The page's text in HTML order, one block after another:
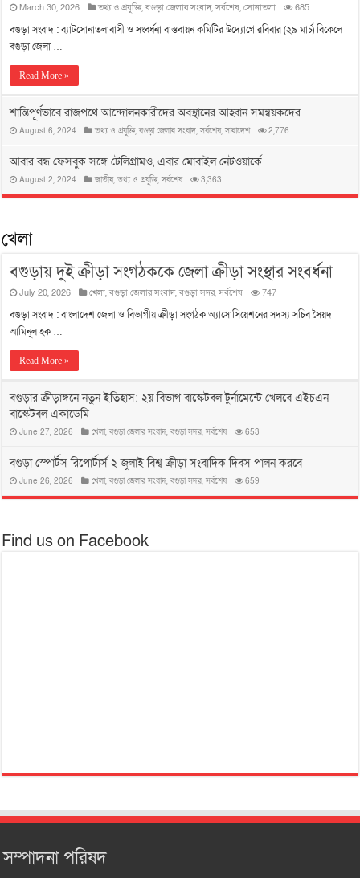
March 30, 2026 তথ্য ও প্রযুক্তি,বগুড়া জেলার সংবাদ,সর্বশেষ,সোনাতলা 685
বগুড়া সংবাদ : ব্যাটসোনাতলাবাসী ও সংবর্ধনা বাস্তবায়ন কমিটির উদ্যোগে রবিবার (২৯ মার্চ) বিকেলে
বগুড়া জেলা …
Read More »
শান্তিপূর্ণভাবে রাজপথে আন্দোলনকারীদের অবস্থানের আহ্বান সমন্বয়কদের
August 6, 2024 তথ্য ও প্রযুক্তি,বগুড়া জেলার সংবাদ,সর্বশেষ,সারাদেশ 2,776
আবার বন্ধ ফেসবুক সঙ্গে টেলিগ্রামও, এবার মোবাইল নেটওয়ার্কে
August 2, 2024 জাতীয়,তথ্য ও প্রযুক্তি,সর্বশেষ 3,363
খেলা
বগুড়ায় দুই ক্রীড়া সংগঠককে জেলা ক্রীড়া সংস্থার সংবর্ধনা
July 20, 2026 খেলা,বগুড়া জেলার সংবাদ,বগুড়া সদর,সর্বশেষ 747
বগুড়া সংবাদ : বাংলাদেশ জেলা ও বিভাগীয় ক্রীড়া সংগঠক অ্যাসোসিয়েশনের সদস্য সচিব সৈয়দ
আমিনুল হক …
Read More »
বগুড়ার ক্রীড়াঙ্গনে নতুন ইতিহাস: ২য় বিভাগ বাস্কেটবল টুর্নামেন্টে খেলবে এইচএন
বাস্কেটবল একাডেমি
June 27, 2026 খেলা,বগুড়া জেলার সংবাদ,বগুড়া সদর,সর্বশেষ 653
বগুড়া স্পোর্টস রিপোর্টার্স ২ জুলাই বিশ্ব ক্রীড়া সংবাদিক দিবস পালন করবে
June 26, 2026 খেলা,বগুড়া জেলার সংবাদ,বগুড়া সদর,সর্বশেষ 659
Find us on Facebook
সম্পাদনা পরিষদ